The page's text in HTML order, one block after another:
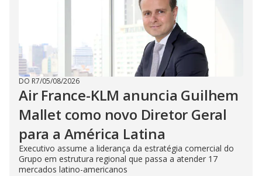
DO R7/05/08/2026
Air France-KLM anuncia Guilhem
Mallet como novo Diretor Geral
para a América Latina
Executivo assume a liderança da estratégia comercial do
Grupo em estrutura regional que passa a atender 17
mercados latino-americanos